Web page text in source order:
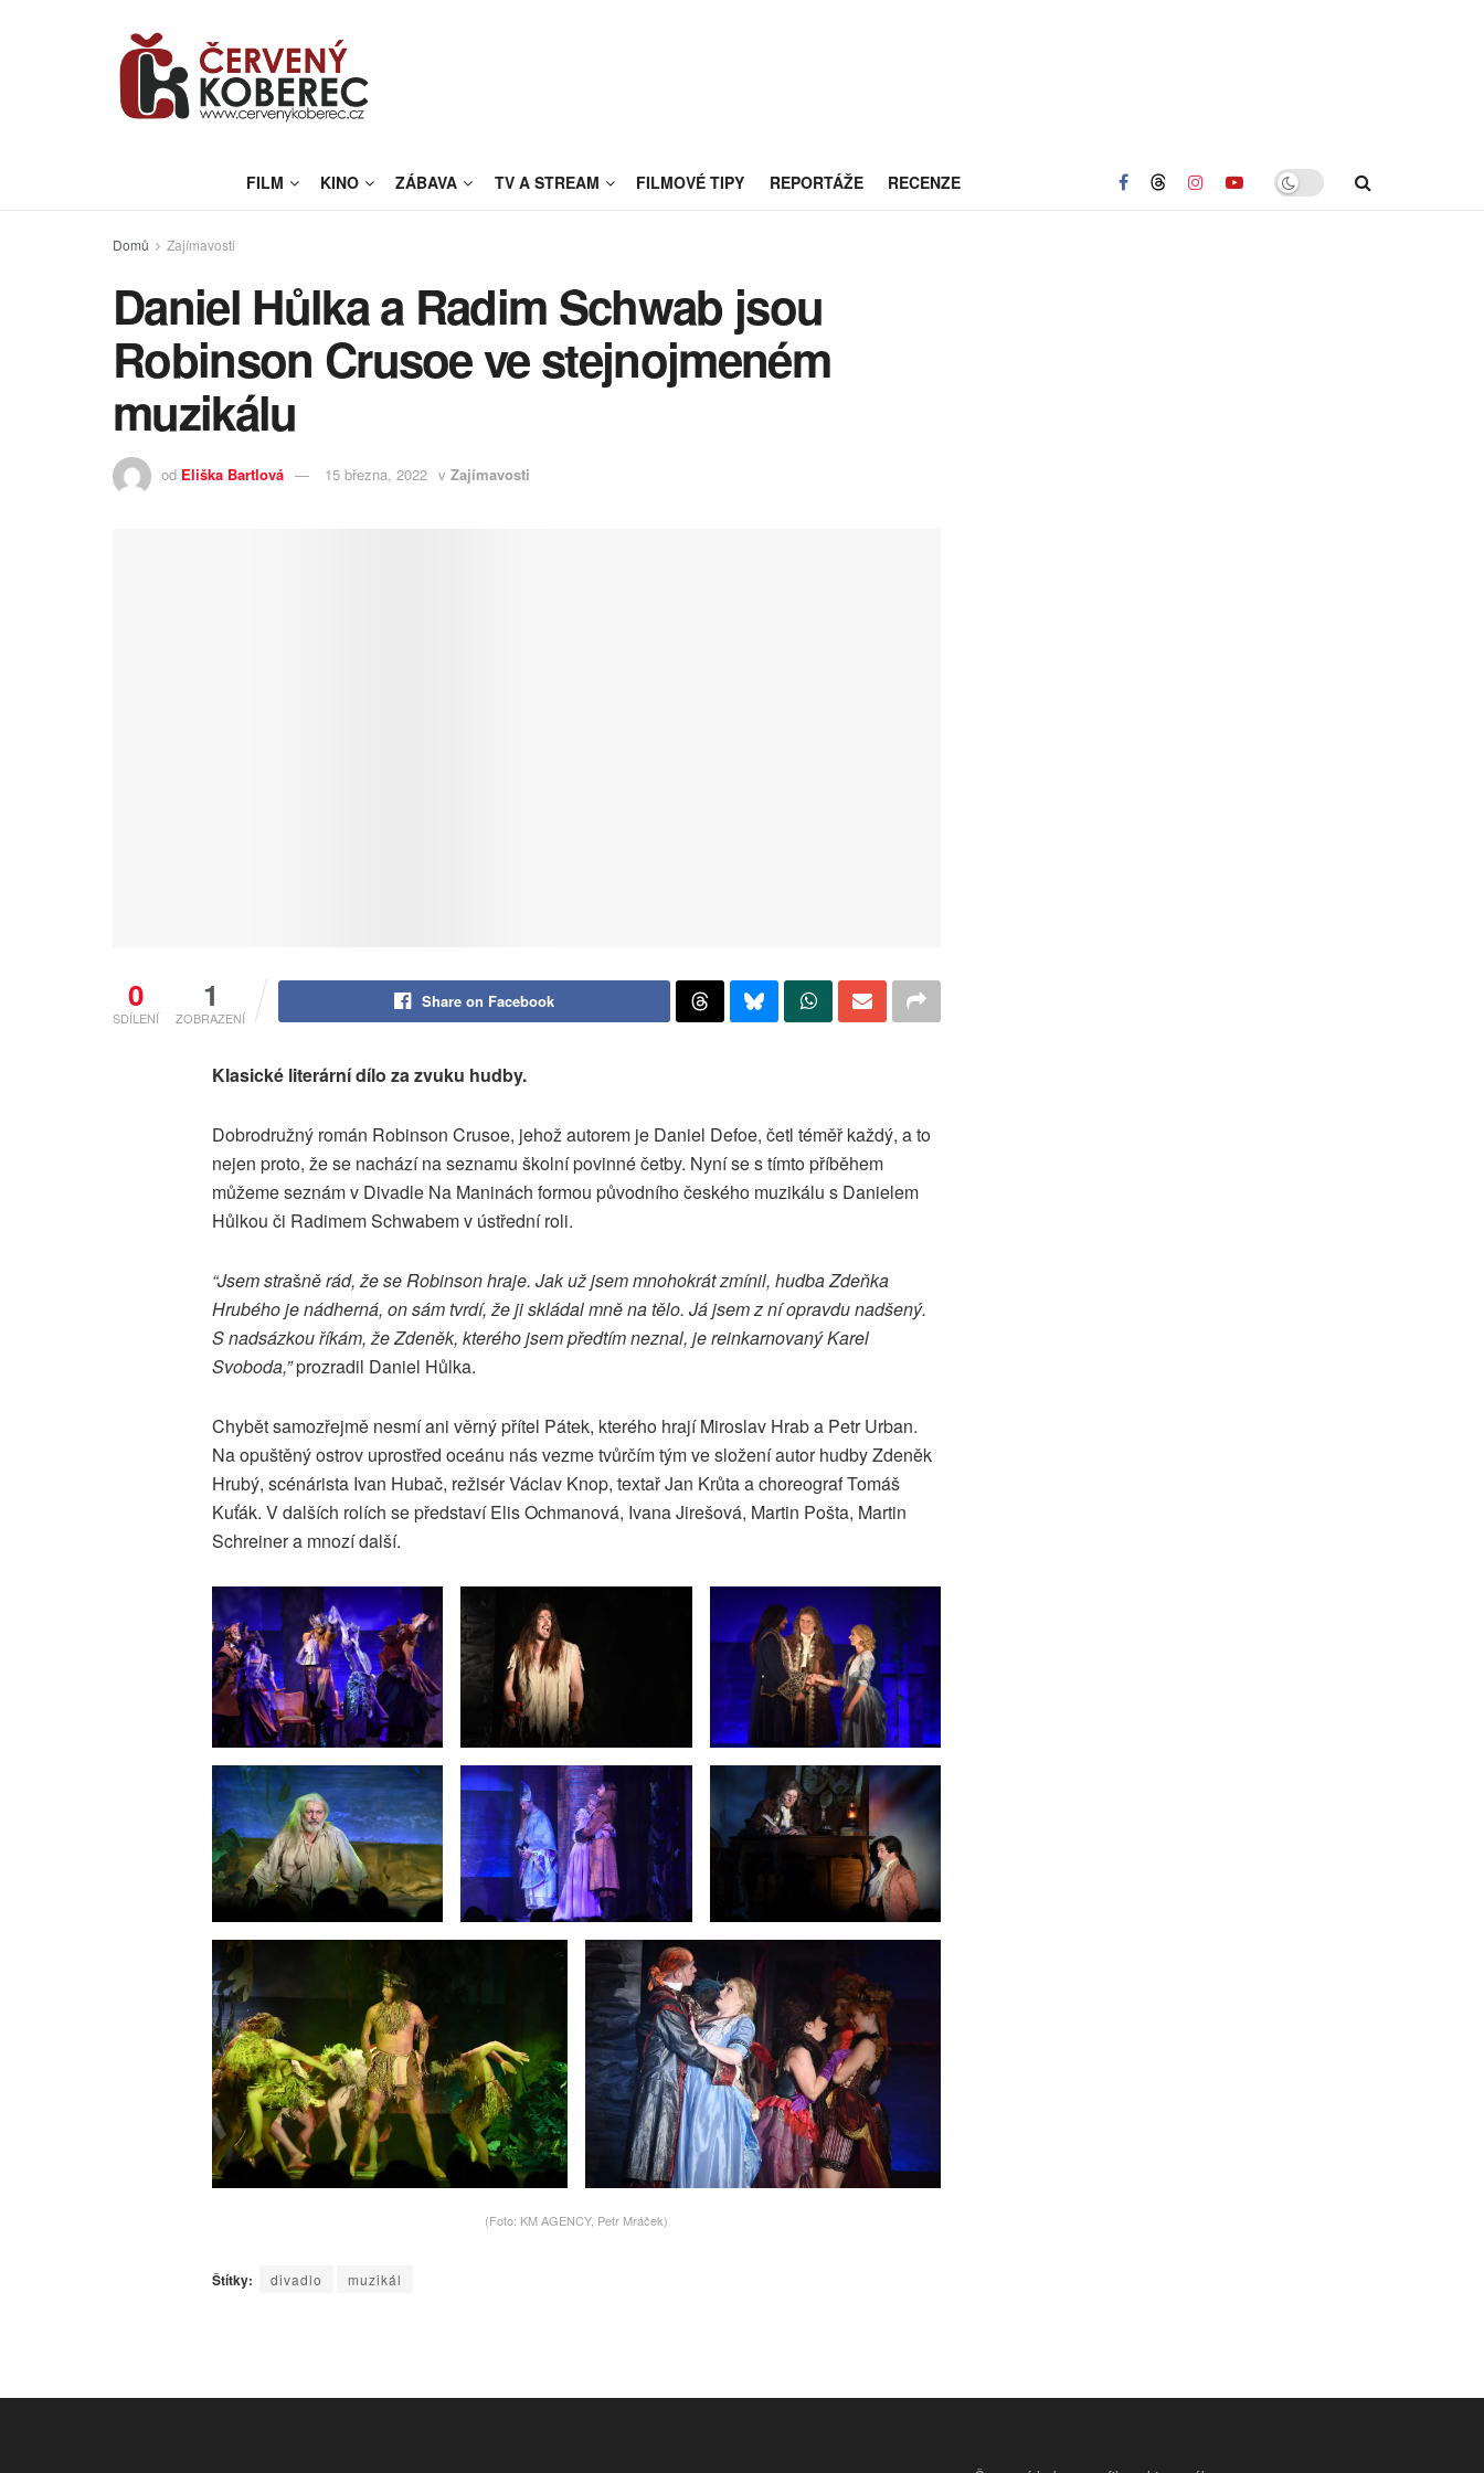
FILM KINO ZÁBAVA TV A STREAM FILMOVÉ TIPY REPORTÁŽE RECENZE
Domů Zajímavosti
Daniel Hůlka a Radim Schwab jsou
Robinson Crusoe ve stejnojmeném
muzikálu
od Eliška Bartlová 15 března, 2022 v Zajímavosti
0
SDÍLENÍ
1
ZOBRAZENÍ
Share on Facebook
Klasické literární dílo za zvuku hudby.
Dobrodružný román Robinson Crusoe, jehož autorem je Daniel Defoe, četl téměř každý, a to
nejen proto, že se nachází na seznamu školní povinné četby. Nyní se s tímto příběhem
můžeme seznám v Divadle Na Maninách formou původního českého muzikálu s Danielem
Hůlkou či Radimem Schwabem v ústřední roli.
“Jsem strašně rád, že se Robinson hraje. Jak už jsem mnohokrát zmínil, hudba Zdeňka
Hrubého je nádherná, on sám tvrdí, že ji skládal mně na tělo. Já jsem z ní opravdu nadšený.
S nadsázkou říkám, že Zdeněk, kterého jsem předtím neznal, je reinkarnovaný Karel
Svoboda,”prozradil Daniel Hůlka.
Chybět samozřejmě nesmí ani věrný přítel Pátek, kterého hrají Miroslav Hrab a Petr Urban.
Na opuštěný ostrov uprostřed oceánu nás vezme tvůrčím tým ve složení autor hudby Zdeněk
Hrubý, scénárista Ivan Hubač, režisér Václav Knop, textař Jan Krůta a choreograf Tomáš
Kuťák. V dalších rolích se představí Elis Ochmanová, Ivana Jirešová, Martin Pošta, Martin
Schreiner a mnozí další.
(Foto: KM AGENCY, Petr Mráček)
Štítky: divadlo muzikál